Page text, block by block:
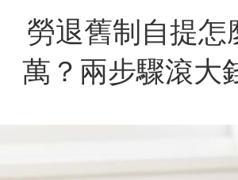
勞退舊制自提
萬？兩步驟滾大